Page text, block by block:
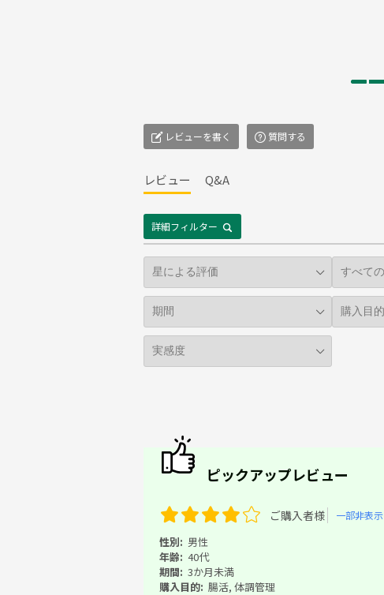
レビューを書く 質問する
レビュー Q&A
詳細フィルター
ピックアップレビュー
ご購入者様 一部非表示
性別: 男性
年齢: 40代
期間: 3か月未満
購入目的: 腸活, 体調管理